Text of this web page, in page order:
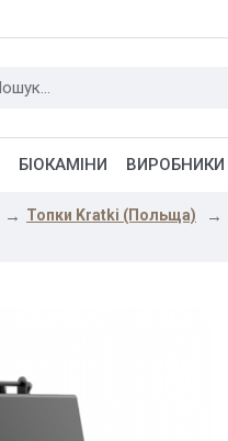
БІОКАМІНИ ВИРОБНИКИ
Топки Kratki (Польща)